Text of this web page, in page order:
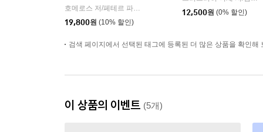
| 현대지성
19,800원 (10% 할인)
12,500원 (0% 할인)
검색 페이지에서 선택된 태그에 등록된 더 많은 상품을 확인해
이 상품의 이벤트 (5개)